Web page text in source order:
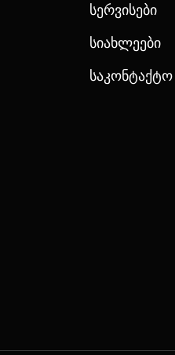
Სერვისები
Სიახლეები